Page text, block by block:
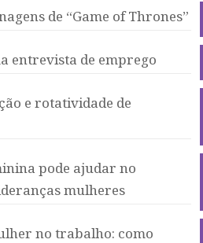
de “Game of Thrones”
entrevista de emprego
e rotatividade de
pode ajudar no
mulheres
no trabalho: como